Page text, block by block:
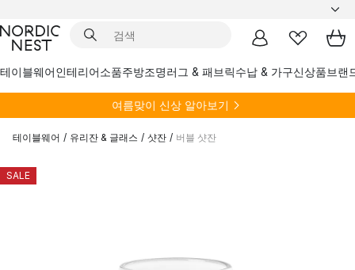
테이블웨어인테리어소품주방조명러그 & 패브릭수납 & 가구신상품브랜
여름맞이 신상 알아보기
테이블웨어 / 유리잔 & 글래스 / 샷잔 / 버블 샷잔
SALE